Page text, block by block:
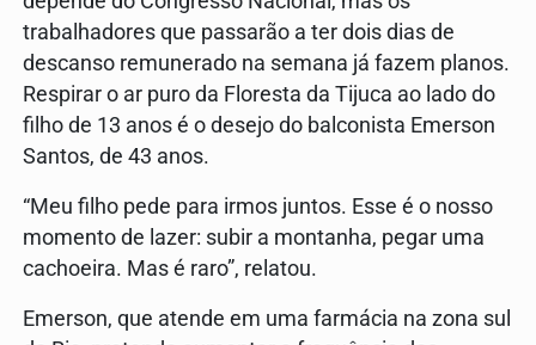
trabalhadores que passarão a ter dois dias de
descanso remunerado na semana já fazem planos.
Respirar o ar puro da Floresta da Tijuca ao lado do
filho de 13 anos é o desejo do balconista Emerson
Santos, de 43 anos.
“Meu filho pede para irmos juntos. Esse é o nosso
momento de lazer: subir a montanha, pegar uma
cachoeira. Mas é raro”, relatou.
Emerson, que atende em uma farmácia na zona sul